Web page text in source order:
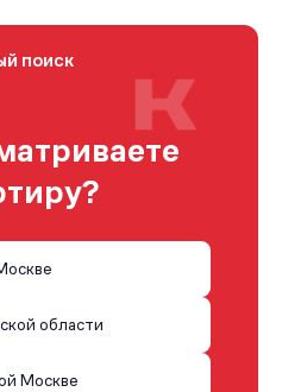
поиск
области
Москве